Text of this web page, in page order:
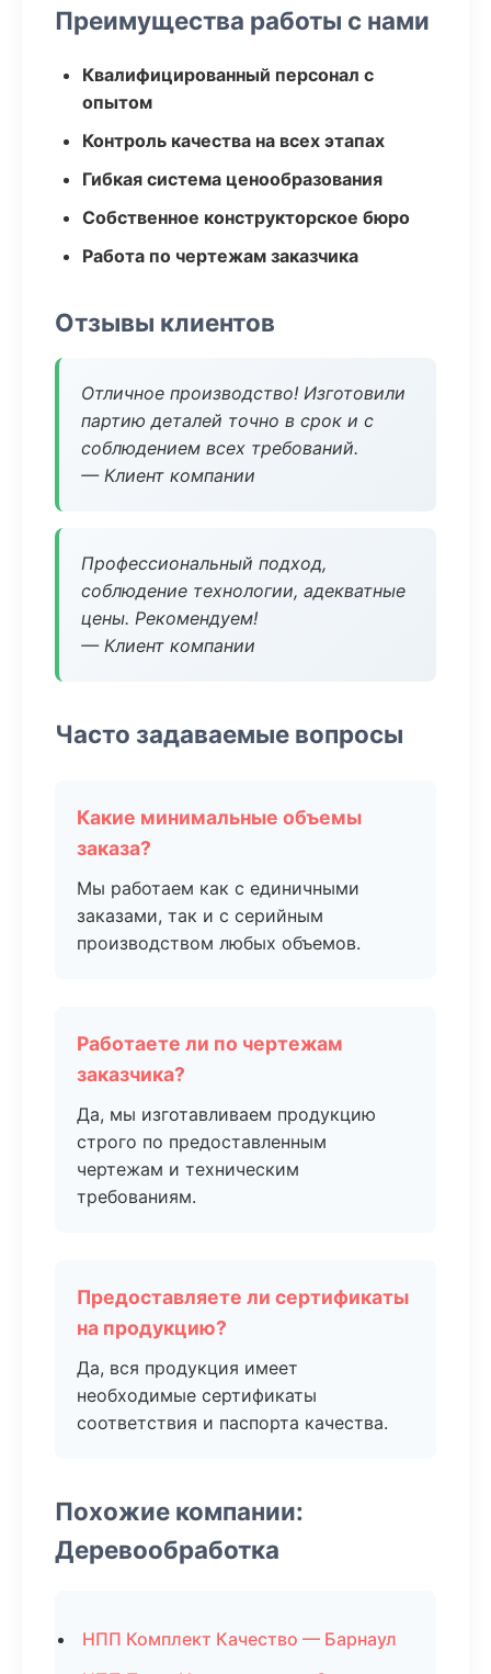
Преимущества работы с нами
Квалифицированный персонал с
опытом
Контроль качества на всех этапах
Гибкая система ценообразования
Собственное конструкторское бюро
Работа по чертежам заказчика
Отзывы клиентов
Отличное производство! Изготовили
партию деталей точно в срок и с
соблюдением всех требований.
— Клиент компании
Профессиональный подход,
соблюдение технологии, адекватные
цены. Рекомендуем!
— Клиент компании
Часто задаваемые вопросы
Какие минимальные объемы
заказа?
Мы работаем как с единичными
заказами, так и с серийным
производством любых объемов.
Работаете ли по чертежам
заказчика?
Да, мы изготавливаем продукцию
строго по предоставленным
чертежам и техническим
требованиям.
Предоставляете ли сертификаты
на продукцию?
Да, вся продукция имеет
необходимые сертификаты
соответствия и паспорта качества.
Похожие компании:
Деревообработка
НПП Комплект Качество — Барнаул